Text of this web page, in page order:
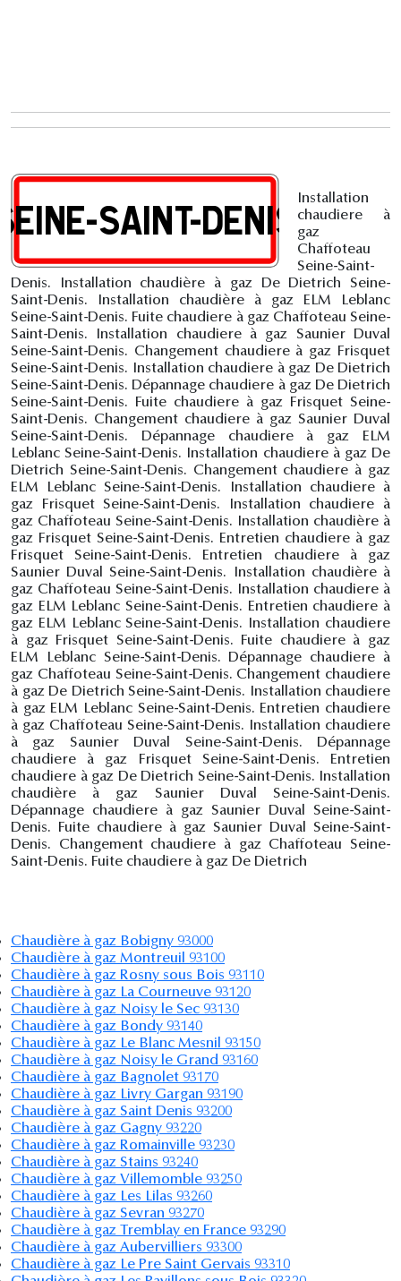
Installation
chaudiere à
gaz
Chaffoteau
Seine-Saint-
Denis. Installation chaudière à gaz De Dietrich Seine-
Saint-Denis. Installation chaudière à gaz ELM Leblanc
Seine-Saint-Denis. Fuite chaudiere à gaz Chaffoteau Seine-
Saint-Denis. Installation chaudiere à gaz Saunier Duval
Seine-Saint-Denis. Changement chaudiere à gaz Frisquet
Seine-Saint-Denis. Installation chaudiere à gaz De Dietrich
Seine-Saint-Denis. Dépannage chaudiere à gaz De Dietrich
Seine-Saint-Denis. Fuite chaudiere à gaz Frisquet Seine-
Saint-Denis. Changement chaudiere à gaz Saunier Duval
Seine-Saint-Denis. Dépannage chaudiere à gaz ELM
Leblanc Seine-Saint-Denis. Installation chaudiere à gaz De
Dietrich Seine-Saint-Denis. Changement chaudiere à gaz
ELM Leblanc Seine-Saint-Denis. Installation chaudiere à
gaz Frisquet Seine-Saint-Denis. Installation chaudiere à
gaz Chaffoteau Seine-Saint-Denis. Installation chaudière à
gaz Frisquet Seine-Saint-Denis. Entretien chaudiere à gaz
Frisquet Seine-Saint-Denis. Entretien chaudiere à gaz
Saunier Duval Seine-Saint-Denis. Installation chaudière à
gaz Chaffoteau Seine-Saint-Denis. Installation chaudiere à
gaz ELM Leblanc Seine-Saint-Denis. Entretien chaudiere à
gaz ELM Leblanc Seine-Saint-Denis. Installation chaudiere
à gaz Frisquet Seine-Saint-Denis. Fuite chaudiere à gaz
ELM Leblanc Seine-Saint-Denis. Dépannage chaudiere à
gaz Chaffoteau Seine-Saint-Denis. Changement chaudiere
à gaz De Dietrich Seine-Saint-Denis. Installation chaudiere
à gaz ELM Leblanc Seine-Saint-Denis. Entretien chaudiere
à gaz Chaffoteau Seine-Saint-Denis. Installation chaudiere
à gaz Saunier Duval Seine-Saint-Denis. Dépannage
chaudiere à gaz Frisquet Seine-Saint-Denis. Entretien
chaudiere à gaz De Dietrich Seine-Saint-Denis. Installation
chaudière à gaz Saunier Duval Seine-Saint-Denis.
Dépannage chaudiere à gaz Saunier Duval Seine-Saint-
Denis. Fuite chaudiere à gaz Saunier Duval Seine-Saint-
Denis. Changement chaudiere à gaz Chaffoteau Seine-
Saint-Denis. Fuite chaudiere à gaz De Dietrich
Chaudière à gaz Bobigny 93000
Chaudière à gaz Montreuil 93100
Chaudière à gaz Rosny sous Bois 93110
Chaudière à gaz La Courneuve 93120
Chaudière à gaz Noisy le Sec 93130
Chaudière à gaz Bondy 93140
Chaudière à gaz Le Blanc Mesnil 93150
Chaudière à gaz Noisy le Grand 93160
Chaudière à gaz Bagnolet 93170
Chaudière à gaz Livry Gargan 93190
Chaudière à gaz Saint Denis 93200
Chaudière à gaz Gagny 93220
Chaudière à gaz Romainville 93230
Chaudière à gaz Stains 93240
Chaudière à gaz Villemomble 93250
Chaudière à gaz Les Lilas 93260
Chaudière à gaz Sevran 93270
Chaudière à gaz Tremblay en France 93290
Chaudière à gaz Aubervilliers 93300
Chaudière à gaz Le Pre Saint Gervais 93310